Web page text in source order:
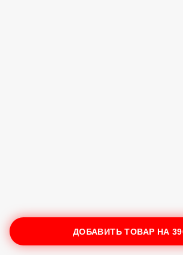
ДОБАВИТЬ ТОВАР НА